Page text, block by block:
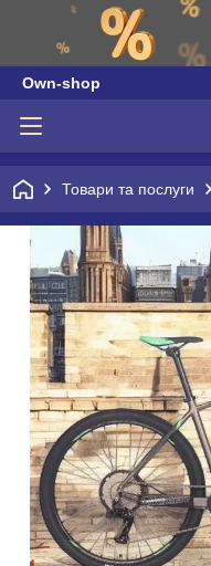
Own-shop
Товари та послуги